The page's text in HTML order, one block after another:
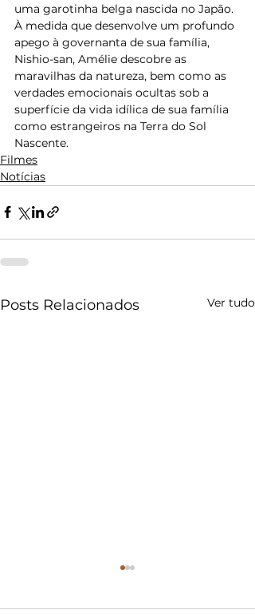
uma garotinha belga nascida no Japão.
À medida que desenvolve um profundo
apego à governanta de sua família,
Nishio-san, Amélie descobre as
maravilhas da natureza, bem como as
verdades emocionais ocultas sob a
superfície da vida idílica de sua família
como estrangeiros na Terra do Sol
Nascente.
Filmes
Notícias
Posts Relacionados Ver tudo